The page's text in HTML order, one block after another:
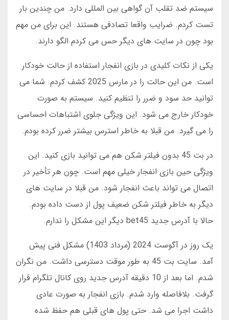
سیستم ضد تقلب آن گواهی بین المللی دارد. من چندین بار
تست کردم. ضرایب واقعا تصادفی هستند. این برای من مهم
بود چون در سایت های دیگر حس می کردم الگو دارند.
یکی از نکات کلیدی در بازی انفجار استفاده از حالت خودکار
است. من این حالت را در مارس 2025 کشف کردم. شما می
توانید حد سود و ضرر را تنظیم کنید. سیستم به صورت
خودکار خارج می شود. این ویژگی جلوی اشتباهات احساسی
را می گیرد. من قبلا به خاطر استرس بیشتر ضرر کرده بودم.
در بت 45 بدون فیلتر شکن هم می توانید بازی کنید. این
ویژگی حین بازی انفجار خیلی مهم است. چون هر تأخیر در
اتصال می تواند باعث انفجار شود. من قبلا در سایت های
دیگر به خاطر فیلتر شکن ضعیف پول از دست داده بودم.
حالا با آدرس جدید bet45 دیگر این مشکل را ندارم.
یک روز در آگوست 2024 (مرداد 1403) مشکل فنی پیش
آمد. سایت بت 45 به طور موقت دسترسی داشت. من نگران
شدم. اما بعد از 10 دقیقه آدرس جدید روی کانال تلگرام قرار
گرفت. بلافاصله وارد شدم. بازی انفجار به صورت عادی
داشت اجرا می شد. حتی پول های قبلی هم حفظ شده